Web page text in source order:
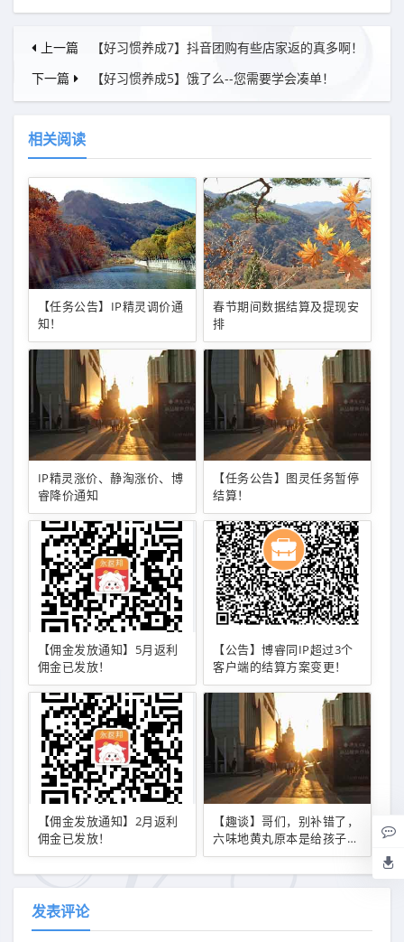
上一篇
【好习惯养成7】抖音团购有些店家返的真多啊！
下一篇
【好习惯养成5】饿了么--您需要学会凑单！
相关阅读
【任务公告】IP精灵调价通
知！
春节期间数据结算及提现安
排
IP精灵涨价、静淘涨价、博
睿降价通知
【任务公告】图灵任务暂停
结算！
【佣金发放通知】5月返利
佣金已发放！
【公告】博睿同IP超过3个
客户端的结算方案变更！
【佣金发放通知】2月返利
佣金已发放！
【趣谈】哥们，别补错了，
六味地黄丸原本是给孩子用
的！
发表评论